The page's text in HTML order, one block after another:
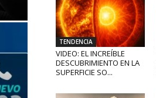
TENDENCIA
VIDEO: EL INCREÍBLE
DESCUBRIMIENTO EN LA
SUPERFICIE SO...